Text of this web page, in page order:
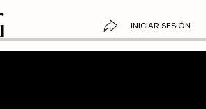
INICIAR SESIÓN